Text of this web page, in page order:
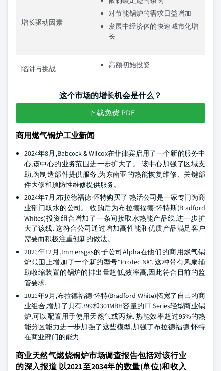
增长驱动因素
对节能锅炉的需求日益增加
发展中经济体的快速城市化增
长
陷阱与挑战 高额初始投资
这个市场的增长机会是什么？
下载免费 PDF
商用燃气锅炉工业新闻
2024年8月,Babcock & Wilcox在菲律宾启用了一个新的服务中
心,该中心的业务范围进一步扩大了。 该中心加强了区域支
助,为制造部件提供服务,为东南亚的热能恢复维修、关键部
件大修和预防性维修提供服务。
2024年7月,布拉德福德·怀特购买了 热活公司是一家专门为商
业部门取水的公司。 收购后为布拉德福德·怀特斯(Bradford
Whites)投资组合增加了一条间接取水热能产品线,进一步扩
大了该线. 这符合公司通过增加高性能和优质产品满足客户
需要而积极注重创新的做法。
2023年12月,Immersgas的子公司Alpha在他们的商用燃气锅
炉范围上增加了一个新的型号"ProTec NX". 这种带有风扇辅
助收缩装置的锅炉的排出量超低,效率高,因此符合目前的监
管要求.
2023年9月,布拉德福德·怀特(Bradford White)拓宽了自己的商
业组合,增加了具有399和301MBH容量的FT Series轻型商业锅
炉,可以配置用于使用天然气或丙烷. 热能效率超过95%的热
能分区能力进一步加强了这些模型,加强了布拉德福德·怀特
在商业部门的能力.
商业天然气燃烧锅炉市场调查报告包括对该行业
的深入报道 以2021至2034年的数量(单位)和收入